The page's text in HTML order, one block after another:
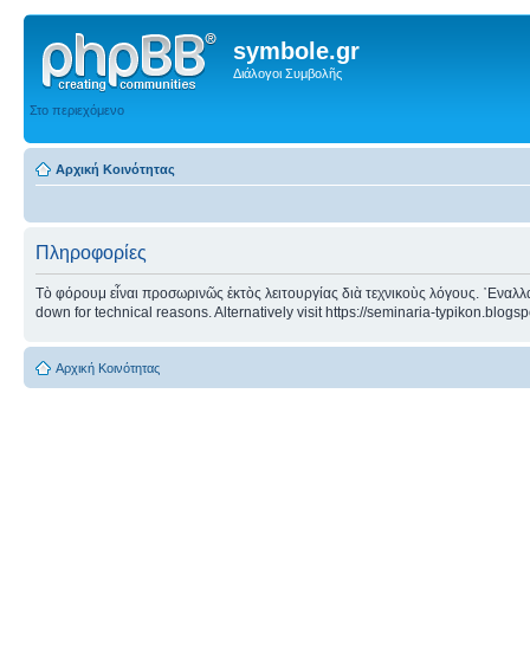
symbole.gr
Διάλογοι Συμβολῆς
Στο περιεχόμενο
Αρχική Κοινότητας
Πληροφορίες
Τὸ φόρουμ εἶναι προσωρινῶς ἐκτὸς λειτουργίας διὰ τεχνικοὺς λόγους.
down for technical reasons. Alternatively visit https://seminaria-
Αρχική Κοινότητας